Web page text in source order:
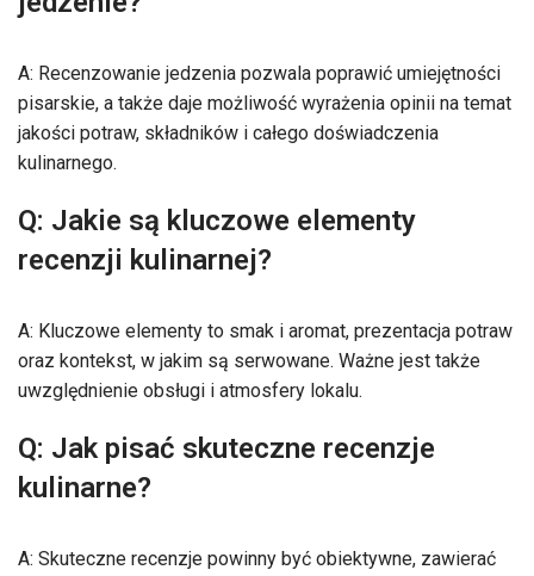
A: Recenzowanie jedzenia pozwala poprawić umiejętności
pisarskie, a także daje możliwość wyrażenia opinii na temat
jakości potraw, składników i całego doświadczenia
kulinarnego.
Q: Jakie są kluczowe elementy
recenzji kulinarnej?
A: Kluczowe elementy to smak i aromat, prezentacja potraw
oraz kontekst, w jakim są serwowane. Ważne jest także
uwzględnienie obsługi i atmosfery lokalu.
Q: Jak pisać skuteczne recenzje
kulinarne?
A: Skuteczne recenzje powinny być obiektywne, zawierać